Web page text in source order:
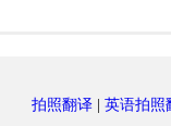
拍照翻译| 英语拍照